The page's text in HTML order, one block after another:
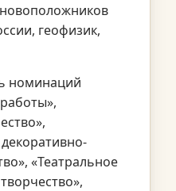
геофизик,
номинаций
«Театральное